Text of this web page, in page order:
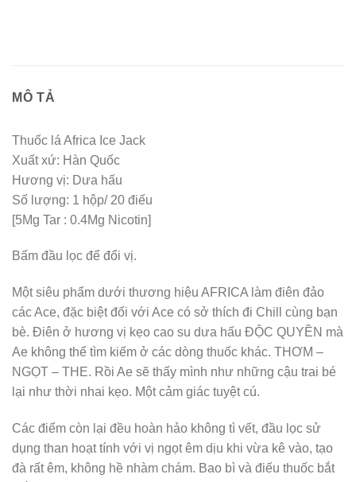
MÔ TẢ
Thuốc lá Africa Ice Jack
Xuất xứ: Hàn Quốc
Hương vị: Dưa hấu
Số lượng: 1 hộp/ 20 điếu
[5Mg Tar : 0.4Mg Nicotin]
Bấm đầu lọc để đổi vị.
Một siêu phẩm dưới thương hiệu AFRICA làm điên đảo
các Ace, đặc biệt đối với Ace có sở thích đi Chill cùng bạn
bè. Điên ở hương vị kẹo cao su dưa hấu ĐỘC QUYỀN mà
Ae không thể tìm kiếm ở các dòng thuốc khác. THƠM –
NGỌT – THE. Rồi Ae sẽ thấy mình như những cậu trai bé
lại như thời nhai kẹo. Một cảm giác tuyệt cú.
Các điểm còn lại đều hoàn hảo không tì vết, đầu lọc sử
dụng than hoạt tính với vị ngọt êm dịu khi vừa kê vào, tạo
đà rất êm, không hề nhàm chám. Bao bì và điếu thuốc bắt